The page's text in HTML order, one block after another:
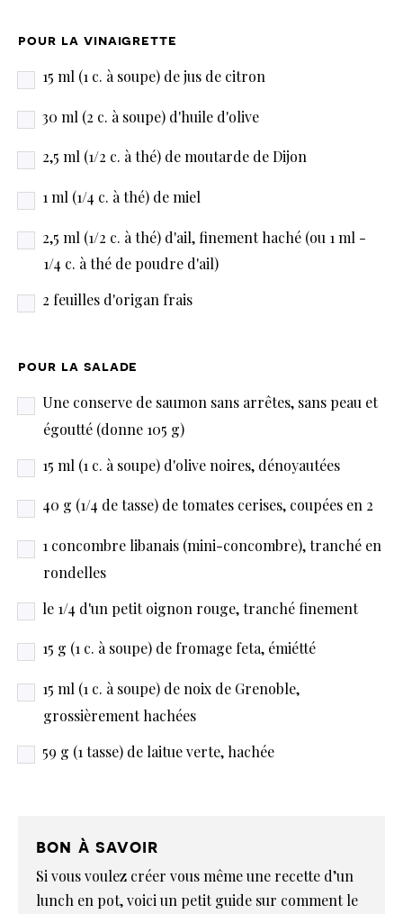
pour la vinaigrette
15 ml (1 c. à soupe) de jus de citron
30 ml (2 c. à soupe) d'huile d'olive
2,5 ml (1/2 c. à thé) de moutarde de Dijon
1 ml (1/4 c. à thé) de miel
2,5 ml (1/2 c. à thé) d'ail, finement haché (ou 1 ml -
1/4 c. à thé de poudre d'ail)
2 feuilles d'origan frais
pour la salade
Une conserve de saumon sans arrêtes, sans peau et
égoutté (donne 105 g)
15 ml (1 c. à soupe) d'olive noires, dénoyautées
40 g (1/4 de tasse) de tomates cerises, coupées en 2
1 concombre libanais (mini-concombre), tranché en
rondelles
le 1/4 d'un petit oignon rouge, tranché finement
15 g (1 c. à soupe) de fromage feta, émiétté
15 ml (1 c. à soupe) de noix de Grenoble,
grossièrement hachées
59 g (1 tasse) de laitue verte, hachée
bon à savoir
Si vous voulez créer vous même une recette d’un
lunch en pot, voici un petit guide sur comment le